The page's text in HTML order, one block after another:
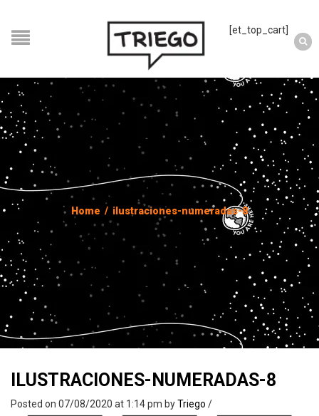
[et_top_cart]
Home / ilustraciones-numeradas-8
ILUSTRACIONES-NUMERADAS-8
Posted on 07/08/2020 at 1:14 pm byTriego /